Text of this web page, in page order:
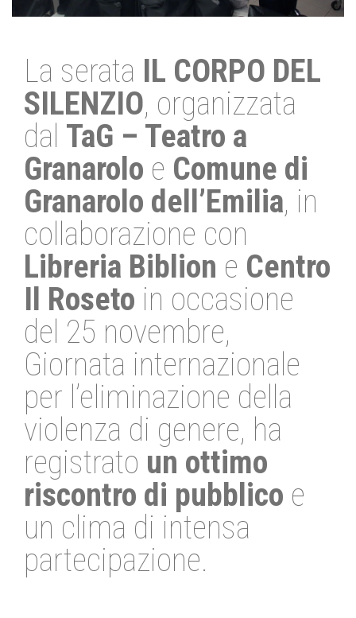
La serata IL CORPO DEL
SILENZIO, organizzata
dal TaG – Teatro a
Granarolo e Comune di
Granarolo dell’Emilia, in
collaborazione con
Libreria Biblion e Centro
Il Roseto in occasione
del 25 novembre,
Giornata internazionale
per l’eliminazione della
violenza di genere, ha
registrato un ottimo
riscontro di pubblico e
un clima di intensa
partecipazione.